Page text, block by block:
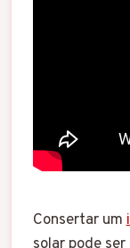
Consertar um